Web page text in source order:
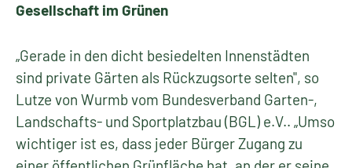
Gesellschaft im Grünen
„Gerade in den dicht besiedelten Innenstädten
sind private Gärten als Rückzugsorte selten", so
Lutze von Wurmb vom Bundesverband Garten-,
Landschafts- und Sportplatzbau (BGL) e.V.. „Umso
wichtiger ist es, dass jeder Bürger Zugang zu